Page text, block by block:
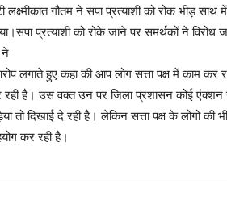
लक्ष्मीकांत गौतम ने सपा प्रत्याशी को रोक भीड़
प्रत्याशी को रोके जाने पर समर्थकों ने
ने
लगाते हुए कहा की आप लोग सत्ता पक्ष में काम कर
रही है। उस वक्त उन पर जिला प्रशासन कोई एंक्शन
तो दिखाई दे रही है। लेकिन सत्ता पक्ष के लोगों
कर रही है।